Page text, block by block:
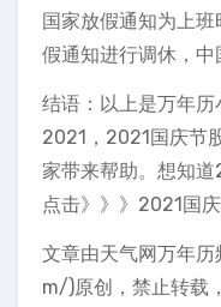
国家放假通知为上
假通知进行调休，中
结语：以上是万年
2021，2021国庆节
家带来帮助。想知
点击》》》2021国
文章由天气网万年
m/)原创，禁止转载